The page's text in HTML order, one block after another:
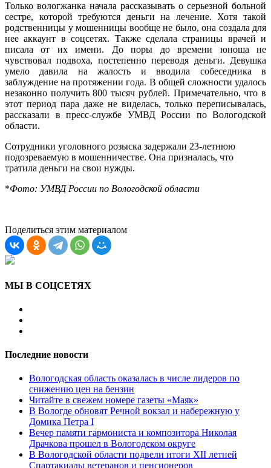
Только вологжанка начала рассказывать о серьезной больной
сестре, которой требуются деньги на лечение. Хотя такой
родственницы у мошенницы вообще не было, она создала для
нее аккаунт в соцсетях. Также сделала страницы врачей и
писала от их имени. До поры до времени юноша не
чувствовал подвоха, постепенно переводя деньги. Девушка
умело давила на жалость и вводила собеседника в
заблуждение на протяжении года. В общей сложности удалось
незаконно получить 800 тысяч рублей. Примечательно, что в
этот период пара даже не виделась, только переписывалась,
рассказали в пресс-службе УМВД России по Вологодской
области.
Сотрудники уголовного розыска задержали 23-летнюю
подозреваемую в мошенничестве. Она призналась, что
тратила деньги на свои нужды.
*Фото: УМВД России по Вологодской области
Поделиться этим материалом
МЫ В СОЦСЕТЯХ
Последние новости
Вологодская область оказалась в числе лидеров по
снижению цен на бензин
Читайте в свежем номере газеты «Маяк»
В Вологде обновят Речной вокзал и набережную у
Домика Петра I
Вечер памяти гармониста и композитора Николая
Драчкова прошел в Вологодском округе
В Вологодской области подвели итоги XII летней
Спартакиады ветеранов и пенсионеров